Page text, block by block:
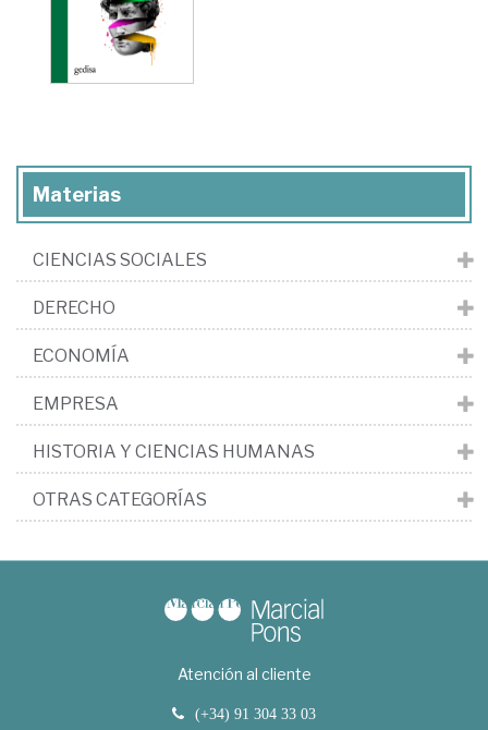
Materias
CIENCIAS SOCIALES
DERECHO
ECONOMÍA
EMPRESA
HISTORIA Y CIENCIAS HUMANAS
OTRAS CATEGORÍAS
Atención al cliente
(+34) 91 304 33 03